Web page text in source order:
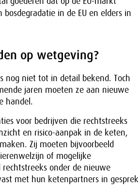
in de EU en elders in
op wetgeving?
nog niet tot in detail bekend. Toch
jaren moeten ze aan nieuwe
handel.
voor bedrijven die rechtstreeks
en risico-aanpak in de keten,
Zij moeten bijvoorbeeld
of mogelijke
onder de nieuwe
met hun ketenpartners in gesprek